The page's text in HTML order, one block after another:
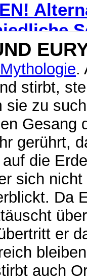
Mythologie.
stirbt,
sie zu
Gesang
gerührt,
die
sich
Da
er
auch